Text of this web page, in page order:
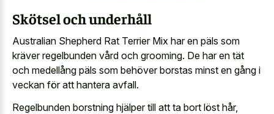
Skötsel och underhåll
Australian Shepherd Rat Terrier Mix har en päls som
kräver regelbunden vård och grooming. De har en tät
och medellång päls som behöver borstas minst en gång i
veckan för att hantera avfall.
Regelbunden borstning hjälper till att ta bort löst hår,